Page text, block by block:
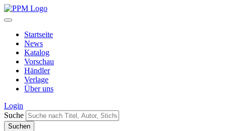
Startseite
News
Katalog
Vorschau
Händler
Verlage
Über uns
Login
Suche